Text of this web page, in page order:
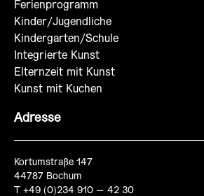
Ferienprogramm
Kinder/Jugendliche
Kindergarten/Schule
Integrierte Kunst
Elternzeit mit Kunst
Kunst mit Kuchen
Adresse
Kortumstraße 147
44787 Bochum
T +49 (0)234 910 – 42 30